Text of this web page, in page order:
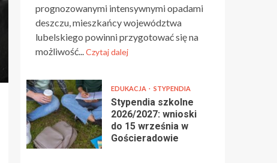
prognozowanymi intensywnymi opadami
deszczu, mieszkańcy województwa
lubelskiego powinni przygotować się na
możliwość...Czytaj dalej
EDUKACJA STYPENDIA
Stypendia szkolne
2026/2027: wnioski
do 15 września w
Gościeradowie